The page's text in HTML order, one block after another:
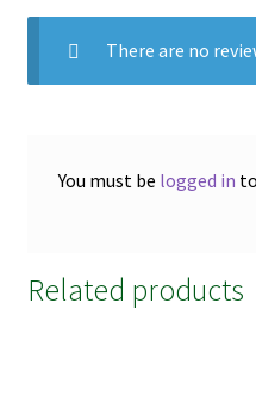
There are no
You must be logged in
Related products